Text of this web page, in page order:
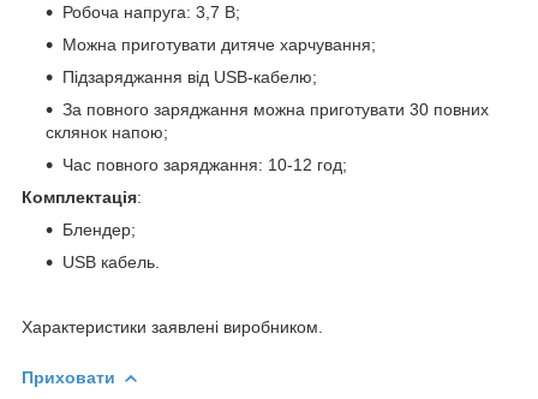
Робоча напруга: 3,7 В;
Можна приготувати дитяче харчування;
Підзаряджання від USB-кабелю;
За повного заряджання можна приготувати 30 повних
склянок напою;
Час повного заряджання: 10-12 год;
Комплектація:
Блендер;
USB кабель.
Характеристики заявлені виробником.
Приховати